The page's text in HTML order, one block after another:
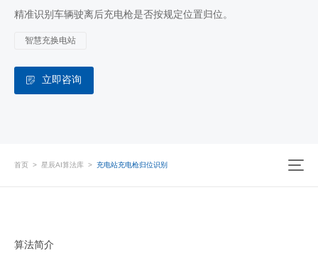
精准识别车辆驶离后充电枪是否按规定位置归位。
智慧充换电站
立即咨询
首页 > 星辰AI算法库 > 充电站充电枪归位识别
算法简介